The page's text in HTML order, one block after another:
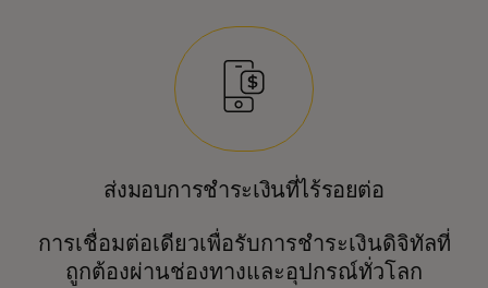
ส่งมอบการชำระเงินที่ไร้รอยต่อ
การเชื่อมต่อเดียวเพื่อรับการชำระเงินดิจิทัลที่
ถูกต้องผ่านช่องทางและอุปกรณ์ทั่วโลก